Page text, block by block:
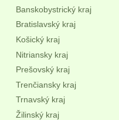
Banskobystrický kraj
Bratislavský kraj
Košický kraj
Nitriansky kraj
Prešovský kraj
Trenčiansky kraj
Trnavský kraj
Žilinský kraj